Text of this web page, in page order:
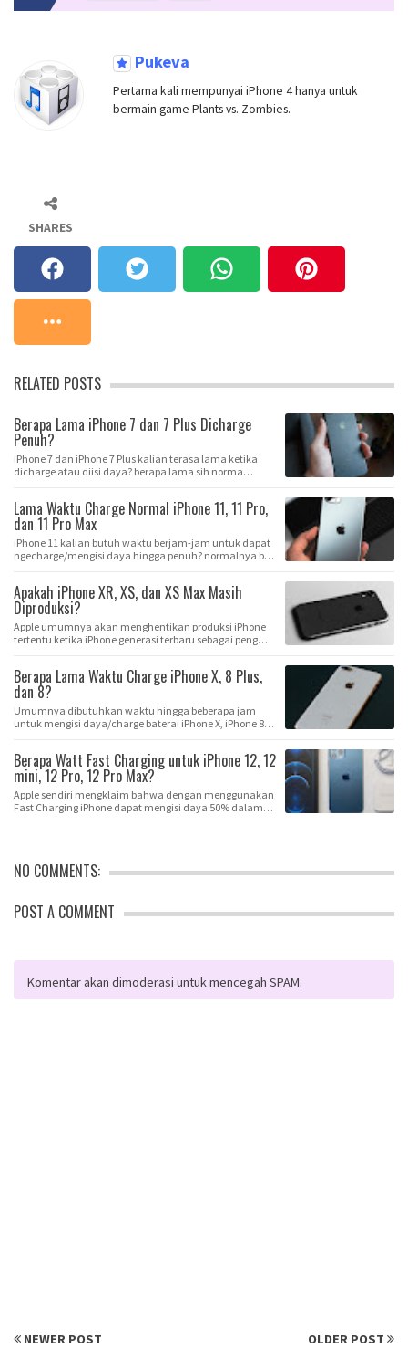
Pukeva
Pertama kali mempunyai iPhone 4 hanya untuk
bermain game Plants vs. Zombies.
SHARES
RELATED POSTS
Berapa Lama iPhone 7 dan 7 Plus Dicharge
Penuh?
iPhone 7 dan iPhone 7 Plus kalian terasa lama ketika
dicharge atau diisi daya? berapa lama sih norma…
Lama Waktu Charge Normal iPhone 11, 11 Pro,
dan 11 Pro Max
iPhone 11 kalian butuh waktu berjam-jam untuk dapat
ngecharge/mengisi daya hingga penuh? normalnya b…
Apakah iPhone XR, XS, dan XS Max Masih
Diproduksi?
Apple umumnya akan menghentikan produksi iPhone
tertentu ketika iPhone generasi terbaru sebagai peng…
Berapa Lama Waktu Charge iPhone X, 8 Plus,
dan 8?
Umumnya dibutuhkan waktu hingga beberapa jam
untuk mengisi daya/charge baterai iPhone X, iPhone 8
Berapa Watt Fast Charging untuk iPhone 12, 12
mini, 12 Pro, 12 Pro Max?
Apple sendiri mengklaim bahwa dengan menggunakan
Fast Charging iPhone dapat mengisi daya 50% dalam
NO COMMENTS:
POST A COMMENT
Komentar akan dimoderasi untuk mencegah SPAM.
NEWER POST OLDER POST